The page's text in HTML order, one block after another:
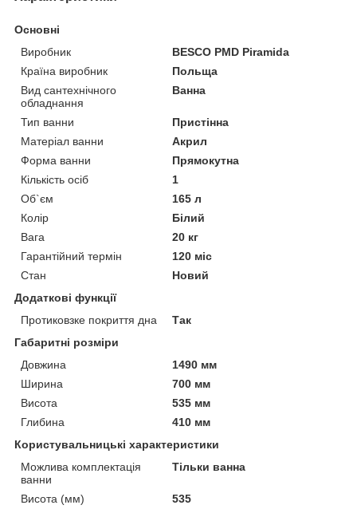
Основні
Виробник
BESCO PMD Piramida
Країна виробник
Польща
Вид сантехнічного
обладнання
Ванна
Тип ванни
Пристінна
Матеріал ванни
Акрил
Форма ванни
Прямокутна
Кількість осіб
1
Об`єм
165 л
Колір
Білий
Вага
20 кг
Гарантійний термін
120 міс
Стан
Новий
Додаткові функції
Протиковзке покриття дна
Так
Габаритні розміри
Довжина
1490 мм
Ширина
700 мм
Висота
535 мм
Глибина
410 мм
Користувальницькі характеристики
Можлива комплектація
ванни
Тільки ванна
Висота (мм)
535